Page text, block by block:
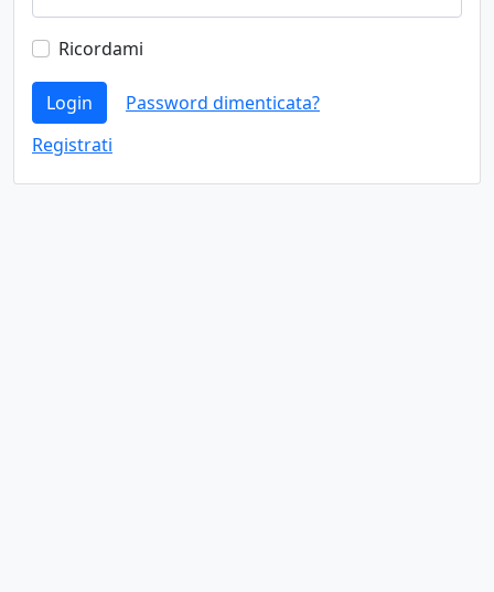
Ricordami
Login
Password dimenticata?
Registrati